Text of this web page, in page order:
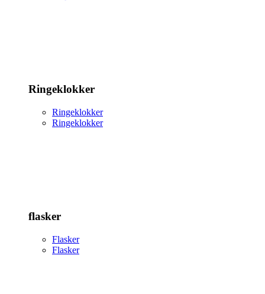
Ringeklokker
Ringeklokker
Ringeklokker
flasker
Flasker
Flasker